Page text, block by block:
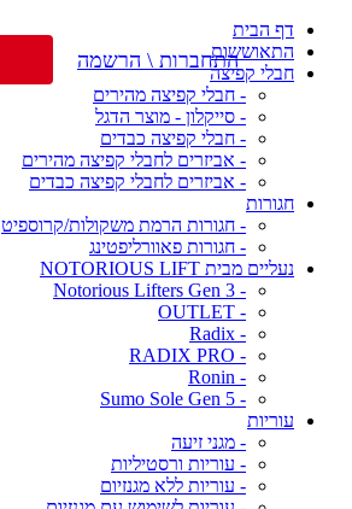
דף הבית
התאוששות
חבלי קפיצה
- חבלי קפיצה מהירים
- סייקלון - מוצר הדגל
- חבלי קפיצה כבדים
- אביזרים לחבלי קפיצה מהירים
- אביזרים לחבלי קפיצה כבדים
חגורות
- חגורות הרמת משקולות/קרוספיט
- חגורות פאוורליפטינג
נעליים מבית NOTORIOUS LIFT
- Notorious Lifters Gen 3
- OUTLET
- Radix
- RADIX PRO
- Ronin
- Sumo Sole Gen 5
עוריות
- מגני זיעה
- עוריות ורסטיליות
- עוריות ללא מגנזיום
התחברות \ הרשמה